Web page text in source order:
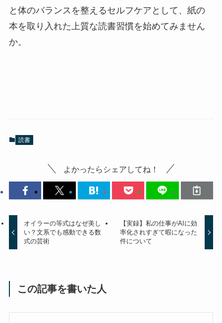
と体のバランスを整えるセルフケアとして、紙の
本を取り入れた上質な読書習慣を始めてみません
か。
読書
よかったらシェアしてね！
オイラーの等式はなぜ美し
い？文系でも感動できる数
式の芸術
【実録】私の仕事がAIに効
率化されすぎて暇になった
件について
この記事を書いた人